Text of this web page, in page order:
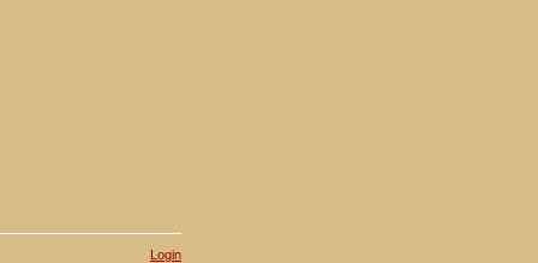
Login